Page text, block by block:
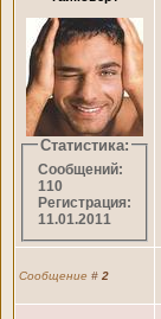
Статистика:
Сообщений:
110
Регистрация:
11.01.2011
Сообщение # 2